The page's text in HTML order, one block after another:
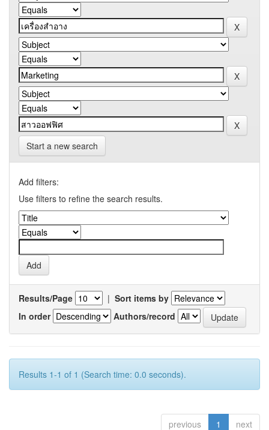
Start a new search
Add filters:
Use filters to refine the search results.
Results/Page | Sort items by
In order
Authors/record
Results 1-1 of 1 (Search time: 0.0 seconds).
previous 1 next